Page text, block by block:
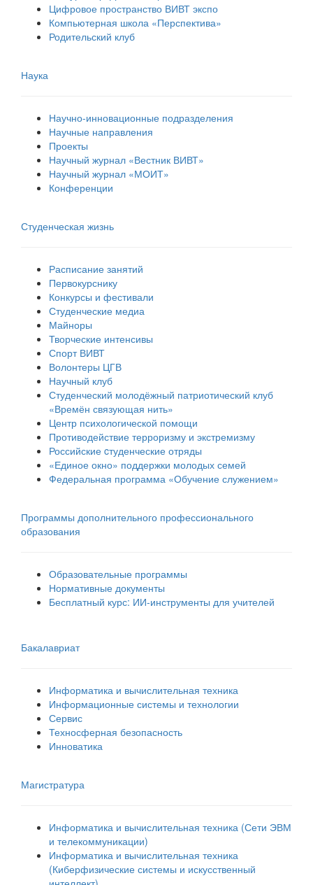
Цифровое пространство ВИВТ экспо
Компьютерная школа «Перспектива»
Родительский клуб
Наука
Научно-инновационные подразделения
Научные направления
Проекты
Научный журнал «Вестник ВИВТ»
Научный журнал «МОИТ»
Конференции
Студенческая жизнь
Расписание занятий
Первокурснику
Конкурсы и фестивали
Студенческие медиа
Майноры
Творческие интенсивы
Спорт ВИВТ
Волонтеры ЦГВ
Научный клуб
Студенческий молодёжный патриотический клуб
«Времён связующая нить»
Центр психологической помощи
Противодействие терроризму и экстремизму
Российские cтуденческие отряды
«Единое окно» поддержки молодых семей
Федеральная программа «Обучение служением»
Программы дополнительного профессионального
образования
Образовательные программы
Нормативные документы
Бесплатный курс: ИИ‑инструменты для учителей
Бакалавриат
Информатика и вычислительная техника
Информационные системы и технологии
Сервис
Техносферная безопасность
Инноватика
Магистратура
Информатика и вычислительная техника (Сети ЭВМ
и телекоммуникации)
Информатика и вычислительная техника
(Киберфизические системы и искусственный